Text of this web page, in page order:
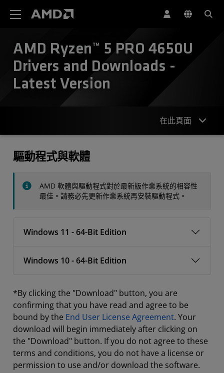
AMD Ryzen™ 5 PRO 4650U
Drivers and Downloads -
Latest Version
在此頁面
驅動程式與軟體
AMD 軟體與驅動程式對於最新版作業系統的相容性
最佳。請務必先更新作業系統再安裝驅動程式。
Windows 11 - 64-Bit Edition
Windows 10 - 64-Bit Edition
*By clicking the "Download" button, you are
confirming that you have read and agree to be
bound by the End User License Agreement. Your
download will begin immediately after clicking on
the "Download" button. If you do not agree to these
terms and conditions, you do not have a license or
permission to use and/or download the software.